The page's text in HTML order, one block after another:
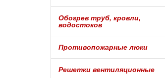
Обогрев труб, кровли,
водостоков
Противопожарные люки
Решетки вентиляционные